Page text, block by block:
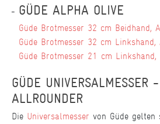
GÜDE ALPHA OLIVE
Güde Brotmesser 32 cm Beidhand,
Güde Brotmesser 32 cm Linkshand,
Güde Brotmesser 21 cm
GÜDE UNIVERSALMESSER
ALLROUNDER
Die Universalmesser von Güde gelten